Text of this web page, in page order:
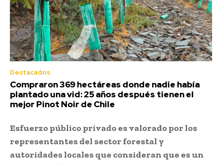
Destacados
Compraron 369 hectáreas donde nadie había
plantado una vid: 25 años después tienen el
mejor Pinot Noir de Chile
Esfuerzo público privado es valorado por los
representantes del sector forestal y
autoridades locales que consideran que es un